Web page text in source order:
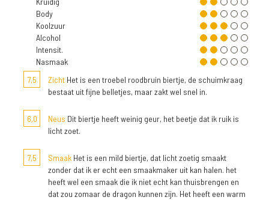
Body
Koolzuur
Alcohol
Intensit.
Nasmaak
7,5
Zicht Het is een troebel roodbruin biertje, de schuimkraag
bestaat uit fijne belletjes, maar zakt wel snel in.
6,0 Neus Dit biertje heeft weinig geur, het beetje dat ik ruik is
licht zoet.
7,5 Smaak Het is een mild biertje, dat licht zoetig smaakt
zonder dat ik er echt een smaakmaker uit kan halen. het
heeft wel een smaak die ik niet echt kan thuisbrengen en
dat zou zomaar de dragon kunnen zijn. Het heeft een warm